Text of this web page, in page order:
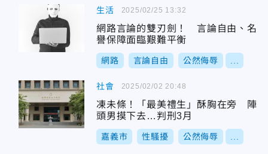
生活
網路言論的雙刃劍！ 言論自由、名
譽保障面臨艱難平衡
網路 言論自由 公然侮辱
2025/02/25 13:32
社會
凍未條！「最美禮生」酥胸在旁 陣
頭男摸下去…判刑3月
嘉義市 性騷擾 公然侮辱
2025/02/02 20:48